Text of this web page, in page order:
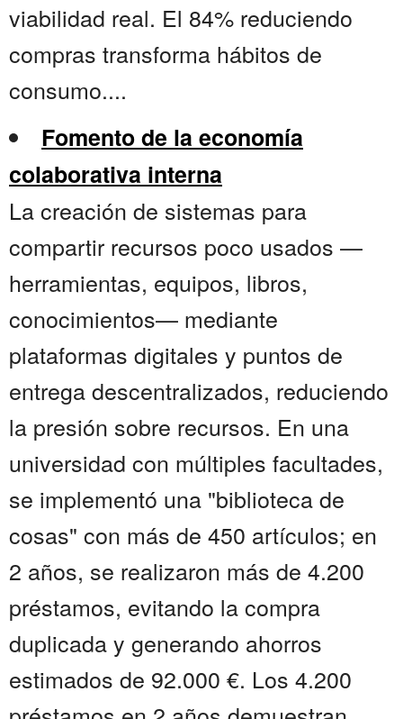
viabilidad real. El 84% reduciendo
compras transforma hábitos de
consumo....
Fomento de la economía
colaborativa interna
La creación de sistemas para
compartir recursos poco usados —
herramientas, equipos, libros,
conocimientos— mediante
plataformas digitales y puntos de
entrega descentralizados, reduciendo
la presión sobre recursos. En una
universidad con múltiples facultades,
se implementó una "biblioteca de
cosas" con más de 450 artículos; en
2 años, se realizaron más de 4.200
préstamos, evitando la compra
duplicada y generando ahorros
estimados de 92.000 €. Los 4.200